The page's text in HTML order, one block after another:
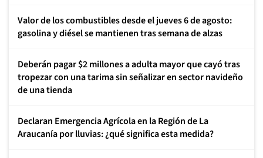
Valor de los combustibles desde el jueves 6 de agosto:
gasolina y diésel se mantienen tras semana de alzas
Deberán pagar $2 millones a adulta mayor que cayó tras
tropezar con una tarima sin señalizar en sector navideño
de una tienda
Declaran Emergencia Agrícola en la Región de La
Araucanía por lluvias: ¿qué significa esta medida?